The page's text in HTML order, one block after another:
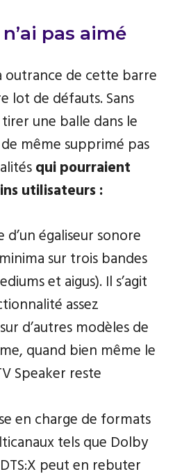
pas aimé
outrance de cette barre
lot de défauts. Sans
une balle dans le
même supprimé pas
qui pourraient
utilisateurs :
d’un égaliseur sonore
sur trois bandes
et aigus). Il s’agit
assez
d’autres modèles de
quand bien même le
Speaker reste
en charge de formats
tels que Dolby
peut en rebuter